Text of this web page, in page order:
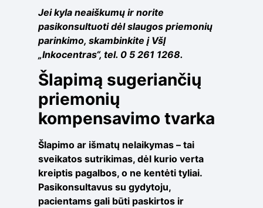
Jei kyla neaiškumų ir norite
pasikonsultuoti dėl slaugos priemonių
parinkimo, skambinkite į VšĮ
„Inkocentras“, tel. 0 5 261 1268.
Šlapimą sugeriančių
priemonių
kompensavimo tvarka
Šlapimo ar išmatų nelaikymas – tai
sveikatos sutrikimas, dėl kurio verta
kreiptis pagalbos, o ne kentėti tyliai.
Pasikonsultavus su gydytoju,
pacientams gali būti paskirtos ir